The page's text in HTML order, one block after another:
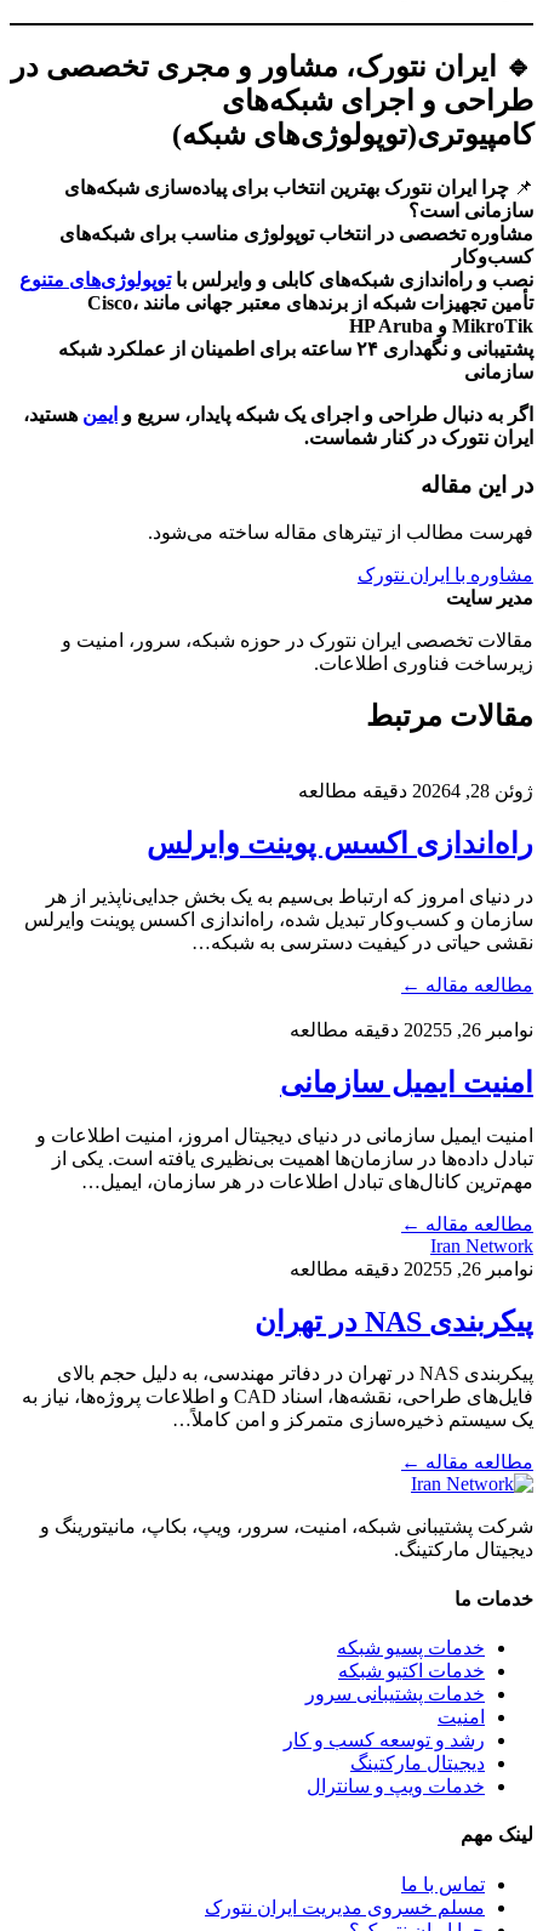
🔹
ایران نتورک، مشاور و مجری تخصصی در
طراحی و اجرای شبکه‌های
کامپیوتری(توپولوژی‌های شبکه)
📌 چرا ایران نتورک بهترین انتخاب برای پیاده‌سازی شبکه‌های
سازمانی است؟
مشاوره تخصصی در انتخاب توپولوژی مناسب برای شبکه‌های
کسب‌وکار
نصب و راه‌اندازی شبکه‌های کابلی و وایرلس باتوپولوژی‌های متنوع
تأمین تجهیزات شبکه از برندهای معتبر جهانی مانند Cisco،
MikroTik و HP Aruba
پشتیبانی و نگهداری ۲۴ ساعته برای اطمینان از عملکرد شبکه
سازمانی
اگر به دنبال طراحی و اجرای یک شبکه پایدار، سریع و ایمن هستید،
ایران نتورک در کنار شماست.
در این مقاله
فهرست مطالب از تیترهای مقاله ساخته می‌شود.
مشاوره با ایران نتورک
مدیر سایت
مقالات تخصصی ایران نتورک در حوزه شبکه، سرور، امنیت و
زیرساخت فناوری اطلاعات.
مقالات مرتبط
ژوئن 28, 2026 4 دقیقه مطالعه
راه‌اندازی اکسس پوینت وایرلس
در دنیای امروز که ارتباط بی‌سیم به یک بخش جدایی‌ناپذیر از هر
سازمان و کسب‌وکار تبدیل شده، راه‌اندازی اکسس پوینت وایرلس
نقشی حیاتی در کیفیت دسترسی به شبکه…
مطالعه مقاله ←
نوامبر 26, 2025 5 دقیقه مطالعه
امنیت ایمیل سازمانی
امنیت ایمیل سازمانی در دنیای دیجیتال امروز، امنیت اطلاعات و
تبادل داده‌ها در سازمان‌ها اهمیت بی‌نظیری یافته است. یکی از
مهم‌ترین کانال‌های تبادل اطلاعات در هر سازمان، ایمیل…
مطالعه مقاله ←
Iran Network
نوامبر 26, 2025
5 دقیقه مطالعه
پیکربندی NAS در تهران
پیکربندی NAS در تهران در دفاتر مهندسی، به دلیل حجم بالای
فایل‌های طراحی، نقشه‌ها، اسناد CAD و اطلاعات پروژه‌ها، نیاز به
یک سیستم ذخیره‌سازی متمرکز و امن کاملاً…
مطالعه مقاله ←
شرکت پشتیبانی شبکه، امنیت، سرور، ویپ، بکاپ، مانیتورینگ و
دیجیتال مارکتینگ.
خدمات ما
خدمات پسیو شبکه
خدمات اکتیو شبکه
خدمات پشتیبانی سرور
امنیت
رشد و توسعه کسب و کار
دیجیتال مارکتینگ
خدمات ویپ و سانترال
لینک مهم
تماس با ما
مسلم خسروی مدیریت ایران نتورک